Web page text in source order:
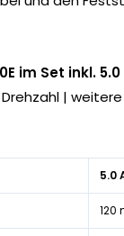
im Set inkl.
|
5.0
120